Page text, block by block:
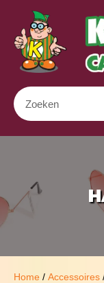
Home / Accessoires